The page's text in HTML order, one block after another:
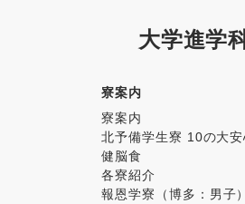
大学進学
寮案内
寮案内
北予備学生寮 10の大安
健脳食
各寮紹介
報恩学寮（博多：男子）